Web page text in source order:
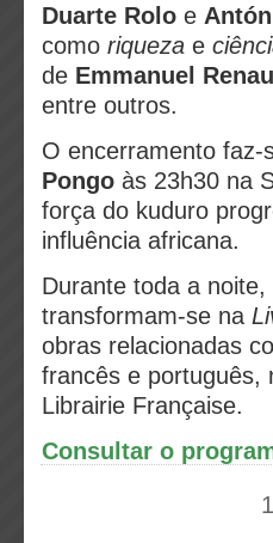
Duarte Rolo e
como riqueza e
de Emmanuel
entre outros.
O encerramento
Pongo às 23h30 na
força do kuduro
influência africana.
Durante toda a
transformam-se na
obras relacionadas
francês e português,
Librairie Française.
Consultar o